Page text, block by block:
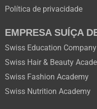
Política de privacidade
EMPRESA SUÍÇA
Swiss Education Company
Swiss Hair & Beauty
Swiss Fashion Academy
Swiss Nutrition Academy